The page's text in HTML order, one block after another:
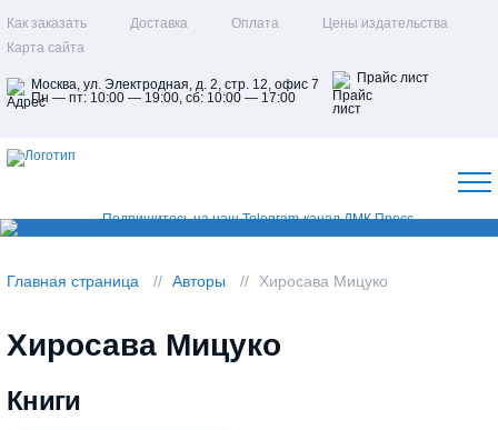
Как заказать Доставка Оплата
Цены издательства
Карта сайта
Москва, ул. Электродная, д. 2, стр. 12, офис 7
Пн — пт: 10:00 — 19:00, сб: 10:00 — 17:00
Прайс лист
Главная страница Авторы Хиросава Мицуко
Хиросава Мицуко
Книги